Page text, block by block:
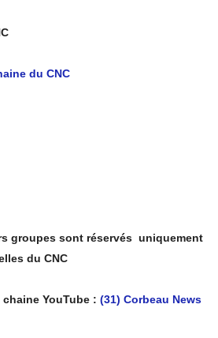
du CNC
groupes sont réservés uniquement
du CNC
YouTube : (31) Corbeau News